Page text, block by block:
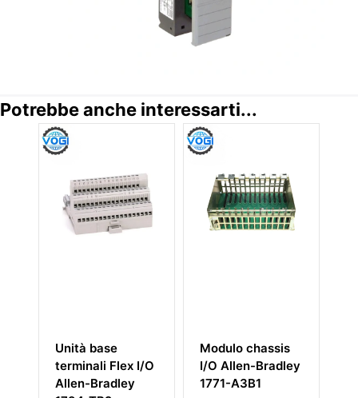
Potrebbe anche interessarti...
Flex I/O
Bradley
Modulo chassis
I/O Allen-Bradley
Allen Bradley
1784-KT